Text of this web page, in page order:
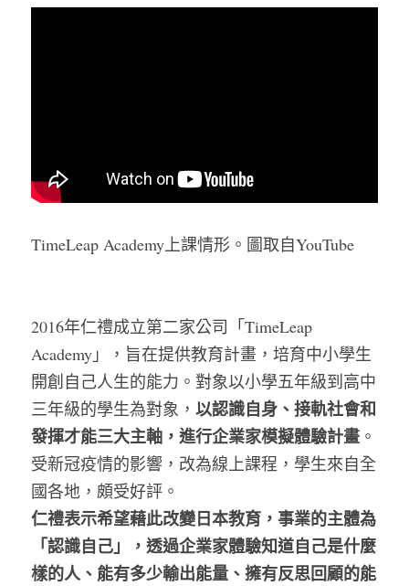
TimeLeap Academy上課情形。圖取自YouTube
2016年仁禮成立第二家公司「TimeLeap
Academy」，旨在提供教育計畫，培育中小學生
開創自己人生的能力。對象以小學五年級到高中
三年級的學生為對象， 以認識自身、接軌社會和
發揮才能三大主軸，進行企業家模擬體驗計畫 。
受新冠疫情的影響，改為線上課程，學生來自全
國各地，頗受好評。
仁禮表示希望藉此改變日本教育，事業的主體為
「認識自己」，透過企業家體驗知道自己是什麼
樣的人、能有多少輸出能量、擁有反思回顧的能